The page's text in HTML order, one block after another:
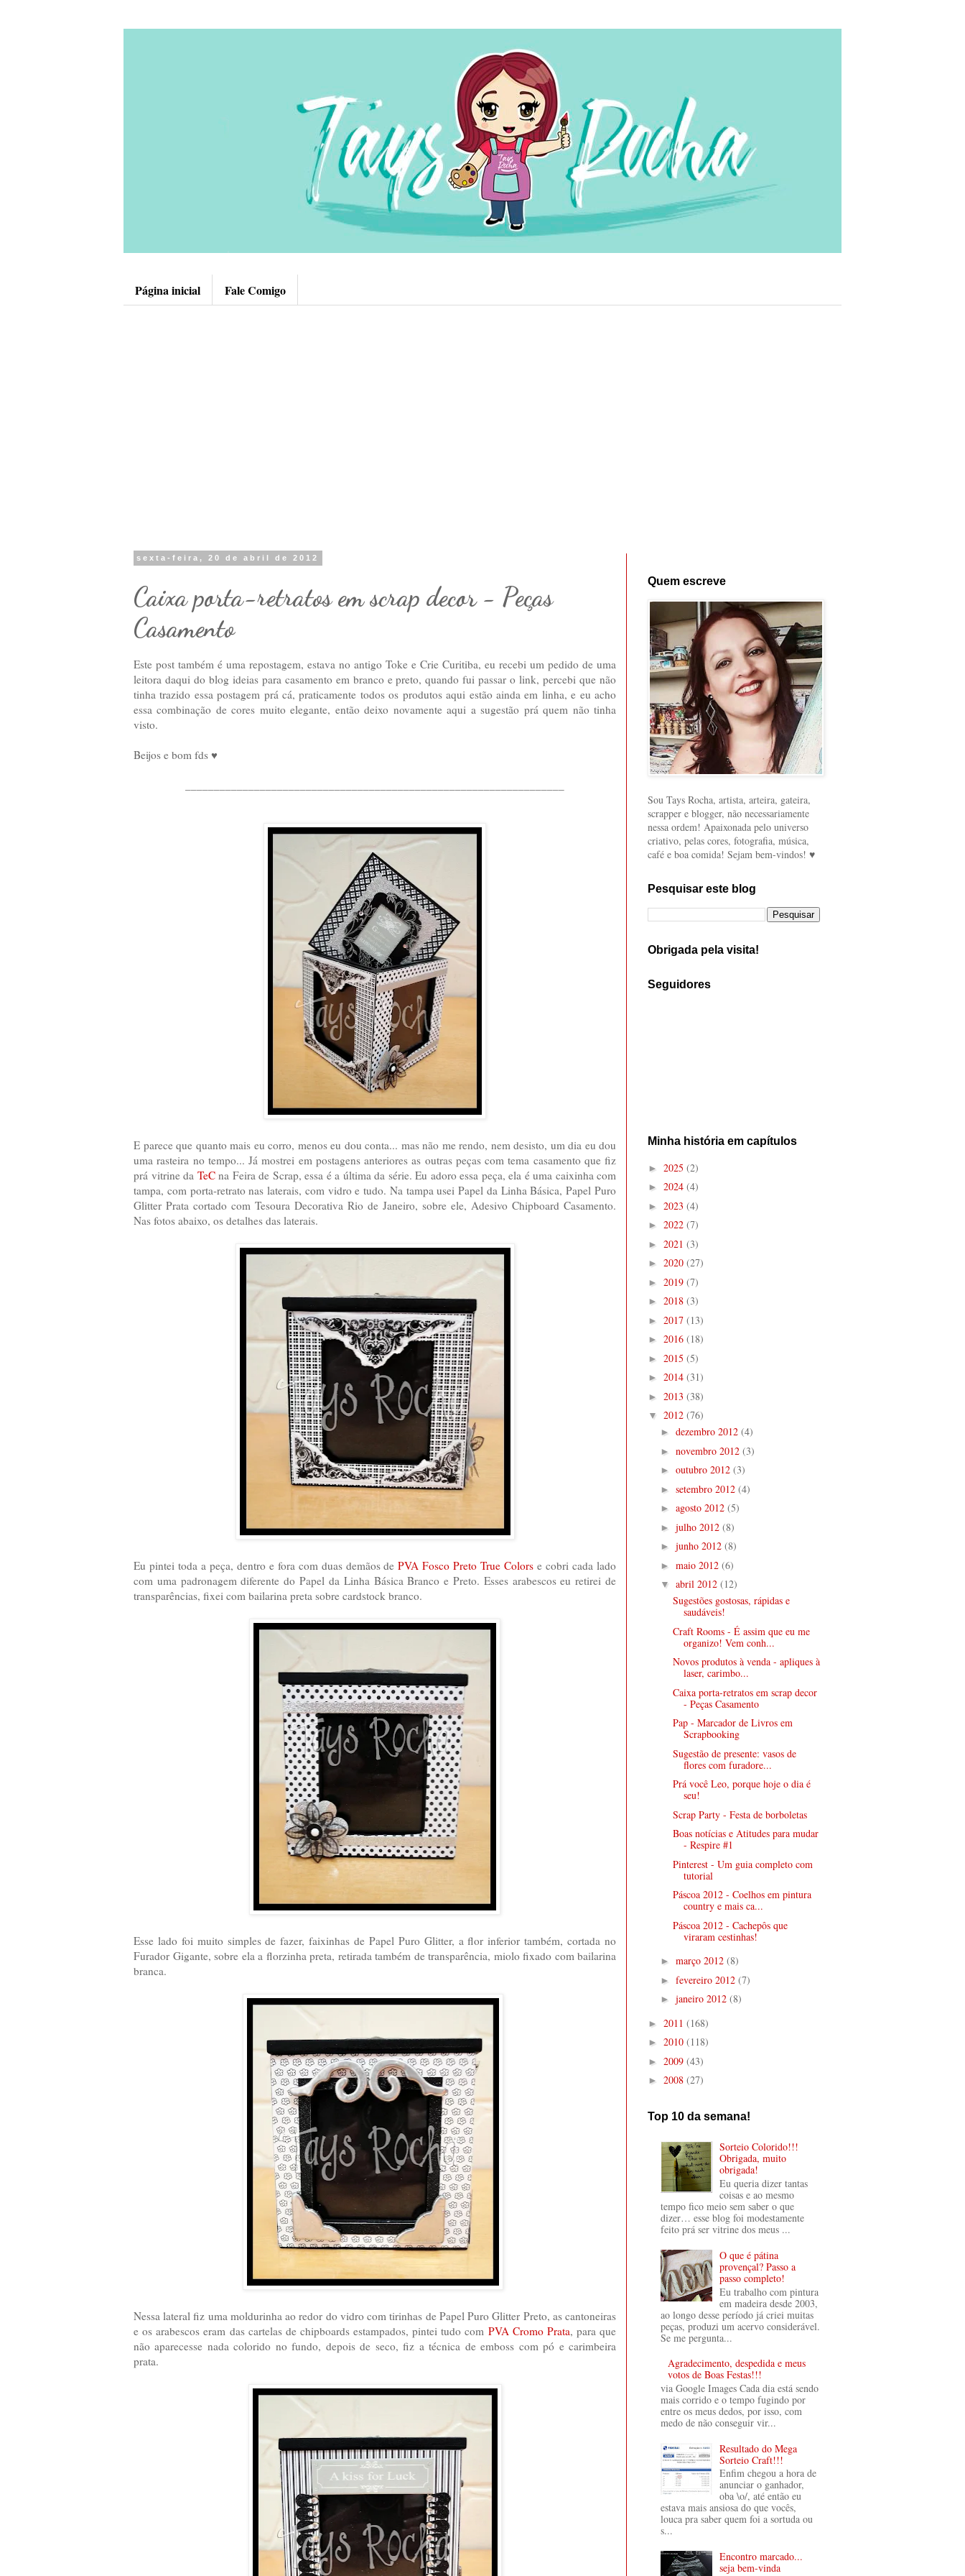
Página inicial Fale Comigo
sexta-feira, 20 de abril de 2012
Caixa porta-retratos em scrap decor - Peças
Casamento
Este post também é uma repostagem, estava no antigo Toke e Crie Curitiba, eu recebi um pedido de uma
leitora daqui do blog ideias para casamento em branco e preto, quando fui passar o link, percebi que não
tinha trazido essa postagem prá cá, praticamente todos os produtos aqui estão ainda em linha, e eu acho
essa combinação de cores muito elegante, então deixo novamente aqui a sugestão prá quem não tinha
visto.
Beijos e bom fds ♥
E parece que quanto mais eu corro, menos eu dou conta... mas não me rendo, nem desisto, um dia eu dou
uma rasteira no tempo... Já mostrei em postagens anteriores as outras peças com tema casamento que fiz
prá vitrine da TeCna Feira de Scrap, essa é a última da série. Eu adoro essa peça, ela é uma caixinha com
tampa, com porta-retrato nas laterais, com vidro e tudo. Na tampa usei Papel da Linha Básica, Papel Puro
Glitter Prata cortado com Tesoura Decorativa Rio de Janeiro, sobre ele, Adesivo Chipboard Casamento.
Nas fotos abaixo, os detalhes das laterais.
Eu pintei toda a peça, dentro e fora com duas demãos dePVA Fosco Preto True Colors e cobri cada lado
com uma padronagem diferente do Papel da Linha Básica Branco e Preto. Esses arabescos eu retirei de
transparências, fixei com bailarina preta sobre cardstock branco.
Esse lado foi muito simples de fazer, faixinhas de Papel Puro Glitter, a flor inferior também, cortada no
Furador Gigante, sobre ela a florzinha preta, retirada também de transparência, miolo fixado com bailarina
branca.
Nessa lateral fiz uma moldurinha ao redor do vidro com tirinhas de Papel Puro Glitter Preto, as cantoneiras
e os arabescos eram das cartelas de chipboards estampados, pintei tudo com PVA Cromo Prata, para que
não aparecesse nada colorido no fundo, depois de seco, fiz a técnica de emboss com pó e carimbeira
prata.
Quem escreve
Sou Tays Rocha, artista, arteira, gateira,
scrapper e blogger, não necessariamente
nessa ordem! Apaixonada pelo universo
criativo, pelas cores, fotografia, música,
café e boa comida! Sejam bem-vindos! ♥
Pesquisar este blog
Obrigada pela visita!
Seguidores
Minha história em capítulos
► 2025 (2)
► 2024 (4)
► 2023 (4)
► 2022 (7)
► 2021 (3)
► 2020 (27)
► 2019 (7)
► 2018 (3)
► 2017 (13)
► 2016 (18)
► 2015 (5)
► 2014 (31)
► 2013 (38)
▼ 2012 (76)
► dezembro 2012 (4)
► novembro 2012 (3)
► outubro 2012 (3)
► setembro 2012 (4)
► agosto 2012 (5)
► julho 2012 (8)
► junho 2012 (8)
► maio 2012 (6)
▼ abril 2012 (12)
Sugestões gostosas, rápidas e
saudáveis!
Craft Rooms - É assim que eu me
organizo! Vem conh...
Novos produtos à venda - apliques à
laser, carimbo...
Caixa porta-retratos em scrap decor
- Peças Casamento
Pap - Marcador de Livros em
Scrapbooking
Sugestão de presente: vasos de
flores com furadore...
Prá você Leo, porque hoje o dia é
seu!
Scrap Party - Festa de borboletas
Boas notícias e Atitudes para mudar
- Respire #1
Pinterest - Um guia completo com
tutorial
Páscoa 2012 - Coelhos em pintura
country e mais ca...
Páscoa 2012 - Cachepôs que
viraram cestinhas!
► março 2012 (8)
► fevereiro 2012 (7)
► janeiro 2012 (8)
► 2011 (168)
► 2010 (118)
► 2009 (43)
► 2008 (27)
Top 10 da semana!
Sorteio Colorido!!!
Obrigada, muito
obrigada!
Eu queria dizer tantas
coisas e ao mesmo
tempo fico meio sem saber o que
dizer… esse blog foi modestamente
feito prá ser vitrine dos meus ...
O que é pátina
provençal? Passo a
passo completo!
Eu trabalho com pintura
em madeira desde 2003,
ao longo desse período já criei muitas
peças, produzi um acervo considerável.
Se me pergunta...
Agradecimento, despedida e meus
votos de Boas Festas!!!
via Google Images Cada dia está sendo
mais corrido e o tempo fugindo por
entre os meus dedos, por isso, com
medo de não conseguir vir...
Resultado do Mega
Sorteio Craft!!!
Enfim chegou a hora de
anunciar o ganhador,
oba \o/, até então eu
estava mais ansiosa do que vocês,
louca pra saber quem foi a sortuda ou
s...
Encontro marcado...
seja bem-vinda